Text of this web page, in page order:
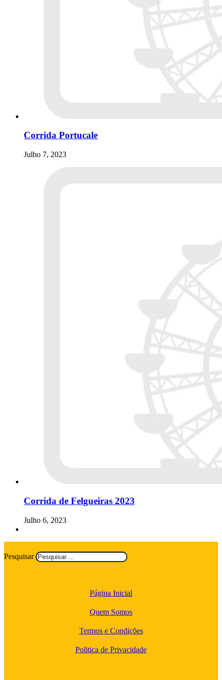
Corrida Portucale
Julho 7, 2023
Corrida de Felgueiras 2023
Julho 6, 2023
Pesquisar
Página Inicial
Quem Somos
Termos e Condições
Politica de Privacidade